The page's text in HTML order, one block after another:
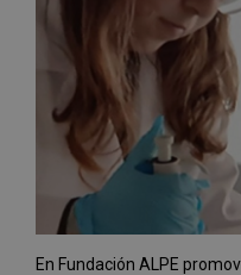
En Fundación ALPE